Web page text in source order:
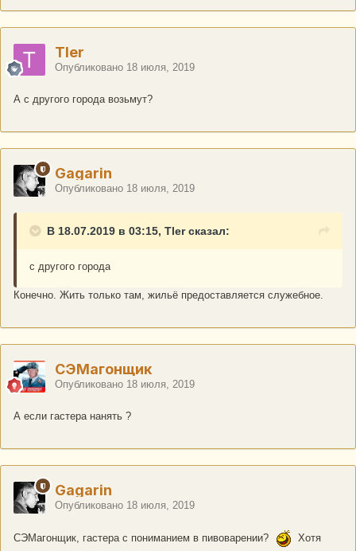
Tler
Опубликовано 18 июля, 2019
А с другого города возьмут?
Gagarin
Опубликовано 18 июля, 2019
В 18.07.2019 в 03:15, Tler сказал:
с другого города
Конечно. Жить только там, жильё предоставляется служебное.
СЭМагонщик
Опубликовано 18 июля, 2019
А если гастера нанять ?
Gagarin
Опубликовано 18 июля, 2019
СЭМагонщик, гастера с пониманием в пивоварении?
Хотя